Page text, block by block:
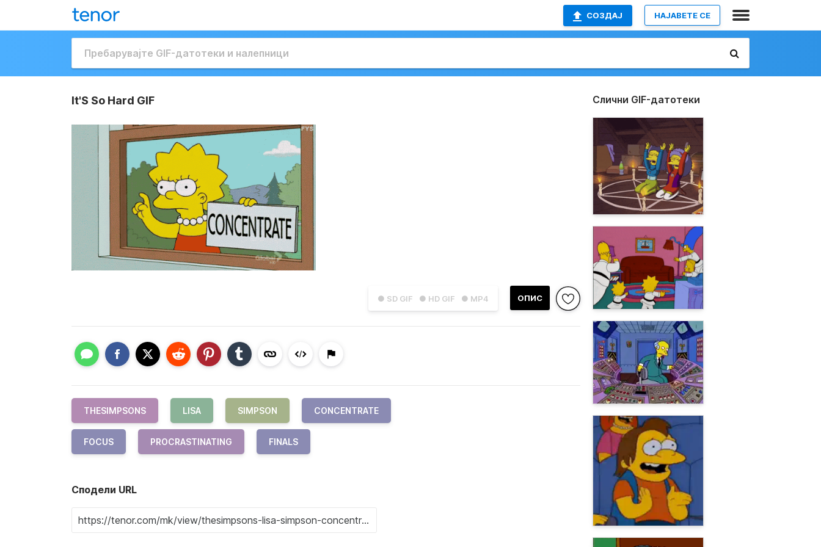
СОЗДАЈ НАЈАВETE СЕ
It'S So Hard GIF
● SD GIF ● HD GIF ● MP4 ОПИС
THESIMPSONS LISA SIMPSON CONCENTRATE
FOCUS PROCRASTINATING FINALS
Сподели URL
Слични GIF-датотеки